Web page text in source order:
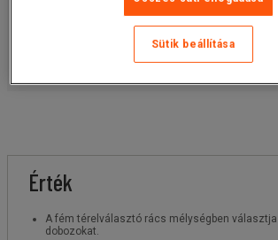
Kosárba
Ajánlatkérés
Érték
A fém térelválasztó rács mélységben
dobozokat.
Sütik beállítása